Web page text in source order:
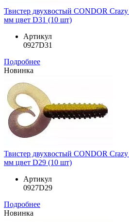
Твистер двухвостый CONDOR
мм цвет D31 (10 шт)
Артикул
0927D31
Подробнее
Новинка
Твистер двухвостый CONDOR
мм цвет D29 (10 шт)
Артикул
0927D29
Подробнее
Новинка